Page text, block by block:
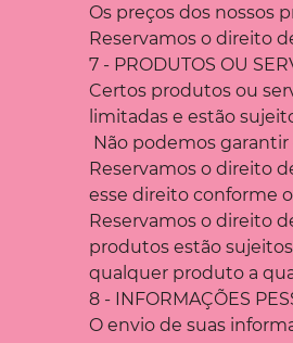
Os preços dos nossos
Reservamos o direito
7 - PRODUTOS OU
Certos produtos ou
limitadas e estão
Não podemos
Reservamos o direito
esse direito conforme o
Reservamos o direito
produtos estão
qualquer produto a
8 - INFORMAÇÕES
O envio de suas